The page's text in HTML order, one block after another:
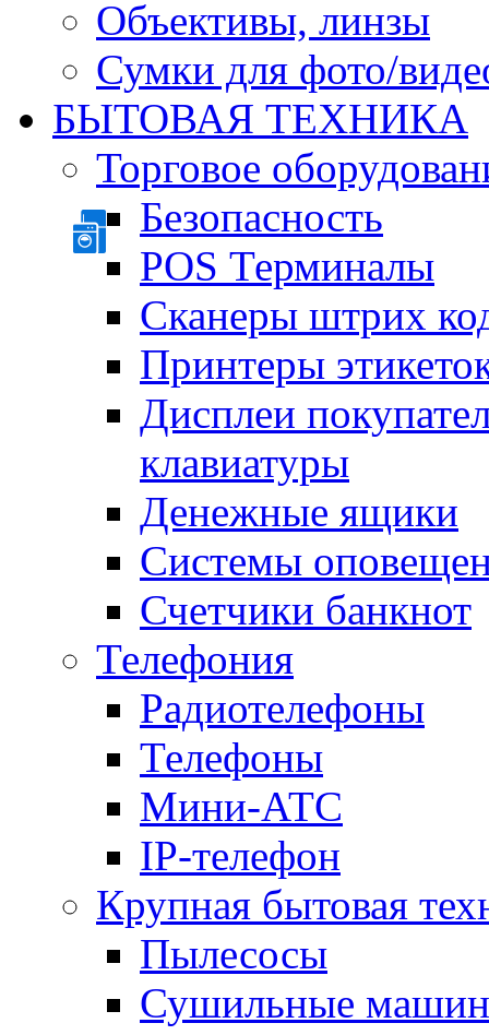
Объективы, линзы
Сумки для фото/
БЫТОВАЯ ТЕХНИКА
Торговое
Безопасность
POS Терминалы
Сканеры штрих
Принтеры
Дисплеи
клавиатуры
Денежные ящики
Системы
Счетчики банкнот
Телефония
Радиотелефоны
Телефоны
Мини-АТС
IP-телефон
Крупная бытовая
Пылесосы
Сушильные